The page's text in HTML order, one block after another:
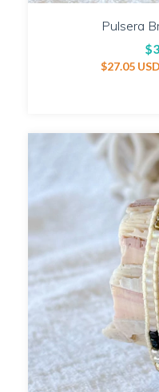
Pulsera
$27.05 USD